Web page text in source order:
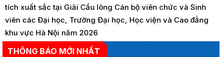
tích xuất sắc tại Giải Cầu lông Cán bộ viên chức và Sinh
viên các Đại học, Trường Đại học, Học viện và Cao đẳng
khu vực Hà Nội năm 2026
THÔNG BÁO MỚI NHẤT